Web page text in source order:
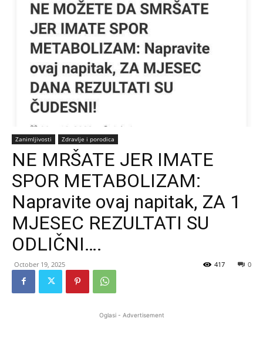
Zanimljivosti Zdravlje i porodica
NE MRŠATE JER IMATE
SPOR METABOLIZAM:
Napravite ovaj napitak, ZA 1
MJESEC REZULTATI SU
ODLIČNI….
October 19, 2025 0
417
Oglasi - Advertisement